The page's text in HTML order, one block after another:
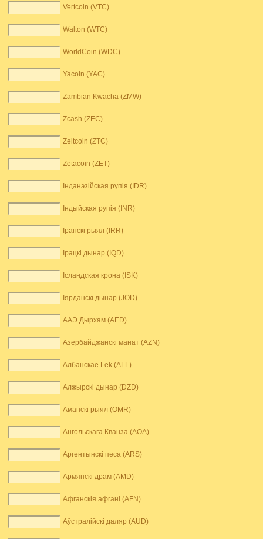
Vertcoin (VTC)
Walton (WTC)
WorldCoin (WDC)
Yacoin (YAC)
Zambian Kwacha (ZMW)
Zcash (ZEC)
Zeitcoin (ZTC)
Zetacoin (ZET)
Інданэзійская рупія (IDR)
Індыйская рупія (INR)
Іранскі рыял (IRR)
Ірацкі дынар (IQD)
Ісландская крона (ISK)
Іярданскі дынар (JOD)
ААЭ Дырхам (AED)
Азербайджанскі манат (AZN)
Албанскае Lek (ALL)
Алжырскі дынар (DZD)
Аманскі рыял (OMR)
Ангольскага Кванза (AOA)
Аргентынскі песа (ARS)
Армянскі драм (AMD)
Афганскія афгані (AFN)
Аўстралійскі даляр (AUD)